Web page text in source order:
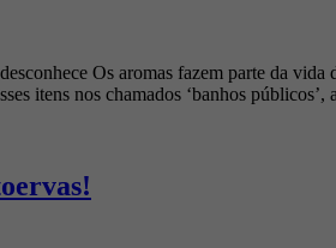
Os aromas fazem parte da
itens nos chamados ‘banhos